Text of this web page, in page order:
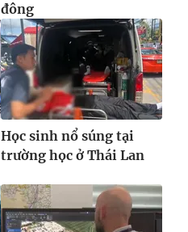
đông
Học sinh nổ súng tại
trường học ở Thái Lan